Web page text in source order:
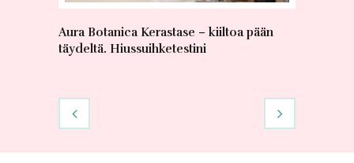
Aura Botanica Kerastase – kiiltoa pään
täydeltä. Hiussuihketestini